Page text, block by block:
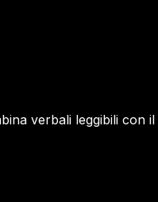
verbali leggibili con